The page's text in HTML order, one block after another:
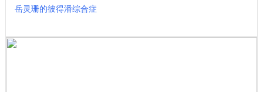
岳灵珊的彼得潘综合症